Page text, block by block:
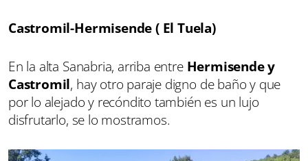
Castromil-Hermisende ( El Tuela)
En la alta Sanabria, arriba entre Hermisende y
Castromil, hay otro paraje digno de baño y que
por lo alejado y recóndito también es un lujo
disfrutarlo, se lo mostramos.